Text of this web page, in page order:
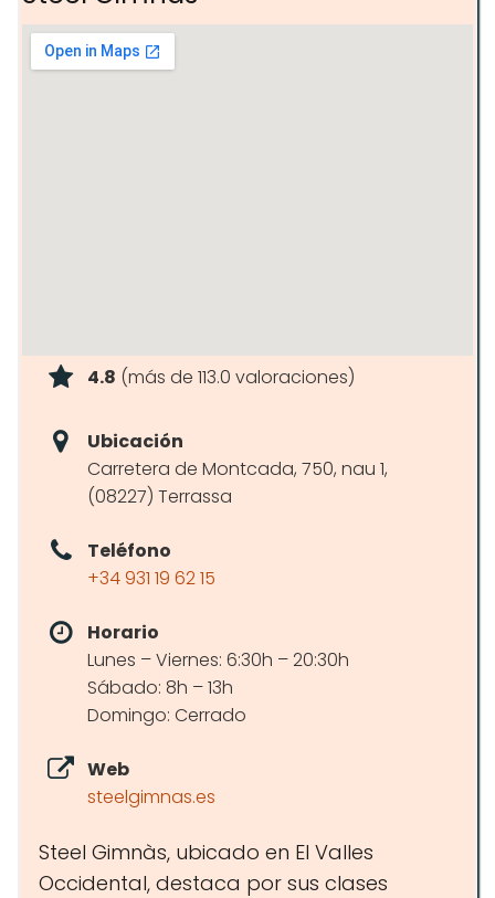
4.8 (más de 113.0 valoraciones)
Ubicación
Carretera de Montcada, 750, nau 1,
(08227) Terrassa
Teléfono
+34 931 19 62 15
Horario
Lunes – Viernes: 6:30h – 20:30h
Sábado: 8h – 13h
Domingo: Cerrado
Web
steelgimnas.es
Steel Gimnàs, ubicado en El Valles
Occidental, destaca por sus clases